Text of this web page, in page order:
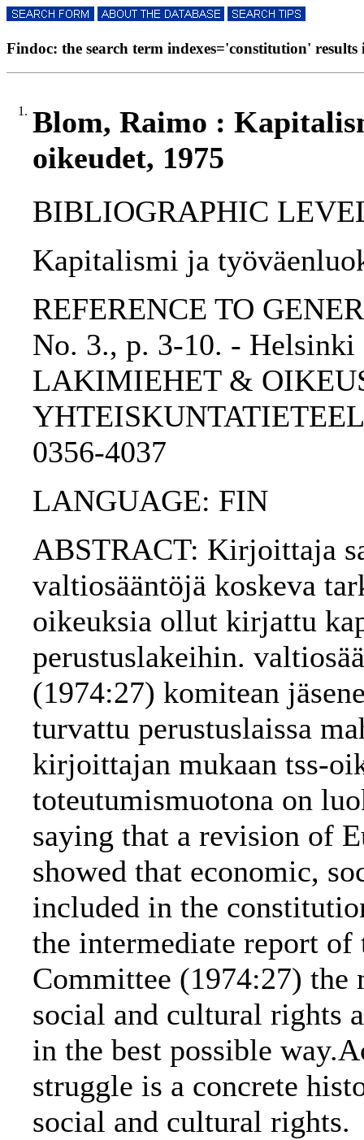
Findoc: the search term indexes='constitution' results
1. Blom, Raimo :
oikeudet, 1975
BIBLIOGRAPHIC
Kapitalismi ja
REFERENCE TO
No. 3., p. 3-10. -
LAKIMIEHET &
0356-4037
LANGUAGE: FIN
ABSTRACT: Kirjoittaja
valtiosääntöjä koskeva
oikeuksia ollut kirjattu
perustuslakeihin.
(1974:27) komitean
turvattu perustuslaissa
kirjoittajan mukaan tss-
toteutumismuotona on
saying that a revision of
showed that economic,
included in the
the intermediate report
Committee (1974:27) the
social and cultural rights
in the best possible
struggle is a concrete
social and cultural rights.